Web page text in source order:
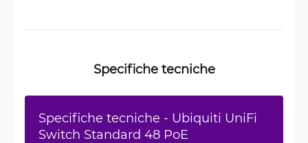
Specifiche tecniche
Specifiche tecniche - Ubiquiti UniFi
Switch Standard 48 PoE